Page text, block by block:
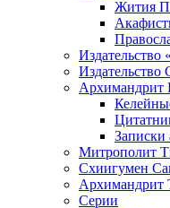
Жития
Издательство
Издательство
Архимандрит
Записки
Митрополит
Схиигумен
Архимандрит
Серии